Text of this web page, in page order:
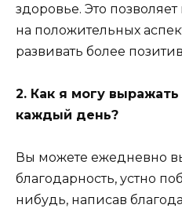
здоровье. Это
на положительных
развивать более
2. Как я могу
каждый день?
Вы можете ежедневно
благодарность, устно
нибудь, написав